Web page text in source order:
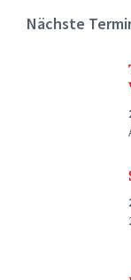
Nächste